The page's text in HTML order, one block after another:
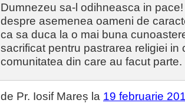
Dumnezeu sa-l odihneasca in
despre asemenea oameni de
ca sa duca la o mai buna
sacrificat pentru pastrarea religiei
comunitatea din care au facut parte.
de Pr. Iosif Mareș la 19 februarie